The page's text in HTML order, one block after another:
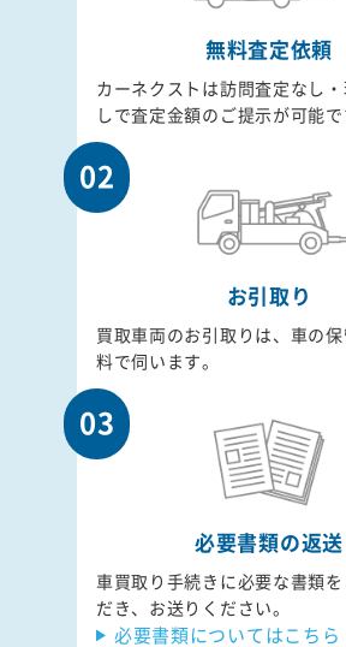
無料査定依頼
カーネクストは訪問査定なし
しで査定金額のご提示が可能で
02
お引取り
買取車両のお引取りは、車の
料で伺います。
03
必要書類の返送
車買取り手続きに必要な書類
だき、お送りください。
必要書類についてはこちら